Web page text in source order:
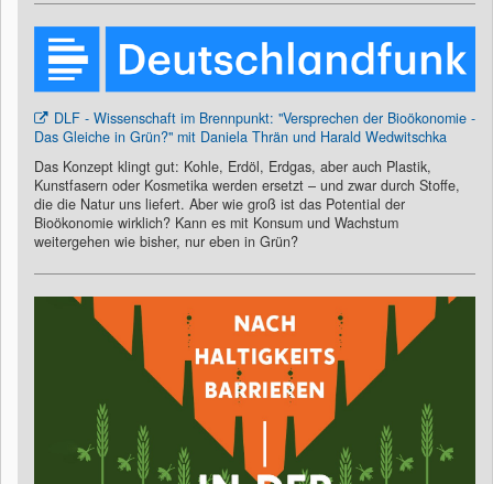
DLF - Wissenschaft im Brennpunkt: "Versprechen der Bioökonomie -
Das Gleiche in Grün?" mit Daniela Thrän und Harald Wedwitschka
Das Konzept klingt gut: Kohle, Erdöl, Erdgas, aber auch Plastik,
Kunstfasern oder Kosmetika werden ersetzt – und zwar durch Stoffe,
die die Natur uns liefert. Aber wie groß ist das Potential der
Bioökonomie wirklich? Kann es mit Konsum und Wachstum
weitergehen wie bisher, nur eben in Grün?